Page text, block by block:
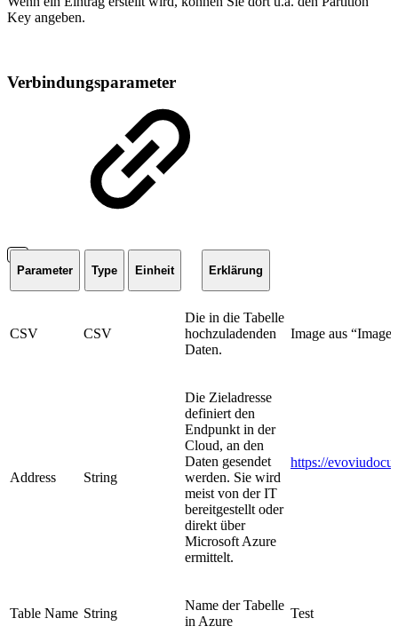
Key angeben.
Verbindungsparameter
Parameter Type Einheit Erklärung
CSV CSV
Die in die Tabelle
hochzuladenden
Daten.
Image aus
Address String
Die Zieladresse
definiert den
Endpunkt in der
Cloud, an den
Daten gesendet
werden. Sie wird
meist von der IT
bereitgestellt oder
direkt über
Microsoft Azure
ermittelt.
https://
Table Name String
Name der Tabelle
in Azure
Test